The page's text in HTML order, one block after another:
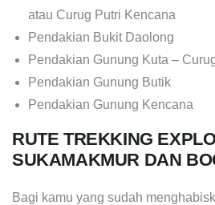
atau Curug Putri Kencana
Pendakian Bukit Daolong
Pendakian Gunung Kuta –
Pendakian Gunung Butik
Pendakian Gunung Kencana
RUTE TREKKING
SUKAMAKMUR DAN
Bagi kamu yang sudah